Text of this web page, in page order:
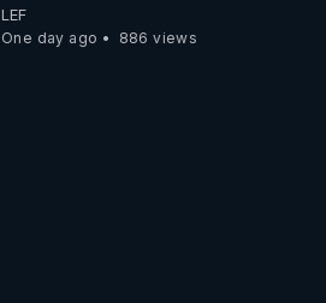
survivre à la fin du monde
LEF
One day ago
886 views